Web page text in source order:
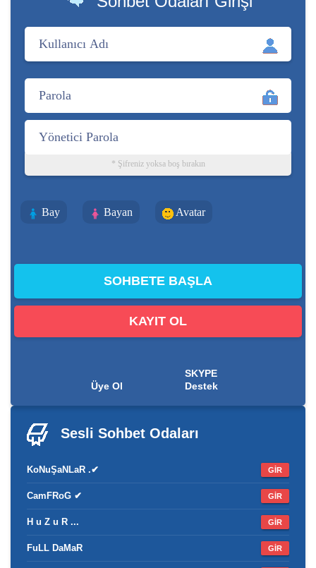
* Şifreniz yoksa boş bırakın
Bay Bayan Avatar
KAYIT OL
Üye Ol
SKYPE
Destek
Sesli Sohbet Odaları
KoNuŞaNLaR .✔ GİR
CamFRoG ✔ GİR
H u Z u R ... GİR
FuLL DaMaR GİR